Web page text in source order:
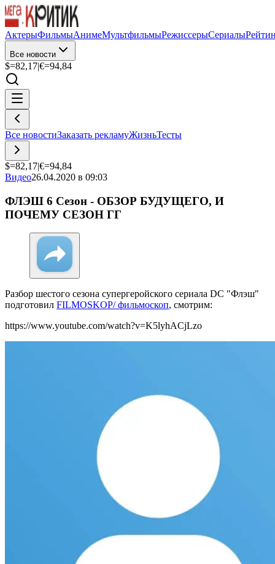
АктерыФильмыАнимеМультфильмыРежиссерыСериалы
Все новости
$=82,17|€=94,84
Все новостиЗаказать рекламуЖизньТесты
$=82,17|€=94,84
Видео26.04.2020 в 09:03
ФЛЭШ 6 Сезон - ОБЗОР БУДУЩЕГО, И
ПОЧЕМУ СЕЗОН ГГ
Разбор шестого сезона супергеройского сериала DC "Флэш"
подготовил FILMOSKOP/ фильмоскоп, смотрим:
https://www.youtube.com/watch?v=K5lyhACjLzo